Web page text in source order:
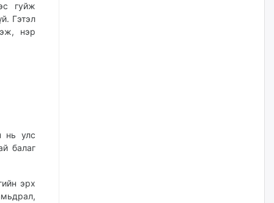
гуйж
Гэтэл
нэр
нь улс
балаг
эрх